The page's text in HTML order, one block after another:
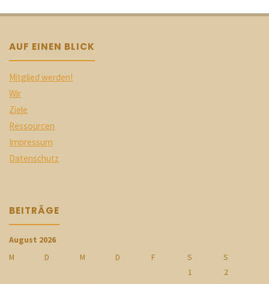
AUF EINEN BLICK
Mitglied werden!
Wir
Ziele
Ressourcen
Impressum
Datenschutz
BEITRÄGE
August 2026
M
D M D F S
S
1
2